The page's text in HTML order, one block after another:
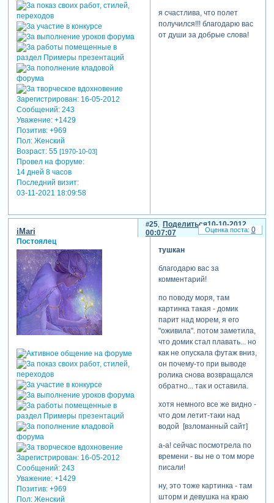
Зарегистрирован: 16-05-2012
Сообщений:243
Уважение: +1429
Позитив: +969
Пол:Женский
Возраст:55 [1970-10-03]
Провел на форуме:
14 дней 8 часов
Последний визит:
03-11-2021 18:09:58
я счастлива, что полет
получился!!! благодарю вас
от души за добрые слова!
Поделиться
25
10-10-2012
00:07:07
iMari
Постоялец
Зарегистрирован: 16-05-2012
Сообщений:243
Уважение: +1429
Позитив: +969
Пол:Женский
тушкан
благодарю вас за
комментарий!
по поводу моря, там
картинка такая - домик
парит над морем, я его
"оживила". потом заметила,
что домик стал плавать... но
как не опускала футаж вниз,
он почему-то при выводе
ролика снова возвращался
обратно... так и оставила.
хотя немного все же видно -
что дом летит-таки над
водой [взломанный сайт]
а-а! сейчас посмотрела по
времени - вы не о том море
писали!
ну, это тоже картинка - там
шторм и девушка на краю
0